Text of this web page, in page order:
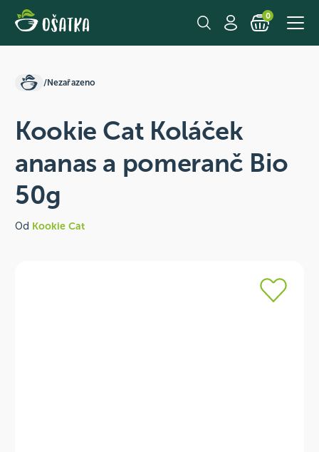
0
/Nezařazeno
Kookie Cat Koláček
ananas a pomeranč Bio
50g
Od Kookie Cat